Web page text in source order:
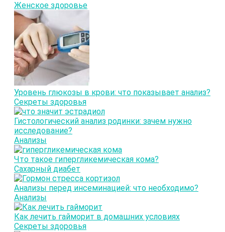
Женское здоровье
Уровень глюкозы в крови: что показывает анализ?
Секреты здоровья
Гистологический анализ родинки: зачем нужно
исследование?
Анализы
Что такое гипергликемическая кома?
Сахарный диабет
Анализы перед инсеминацией: что необходимо?
Анализы
Как лечить гайморит в домашних условиях
Секреты здоровья